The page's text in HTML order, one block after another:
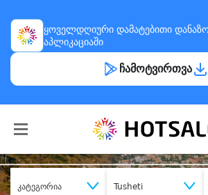
ყოველდღიური დამატებითი
აპლიკაციაში
ჩამოტვირთვა
კატეგორია Tusheti